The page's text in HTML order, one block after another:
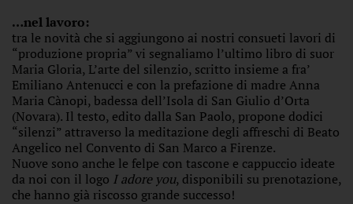
…nel lavoro:
tra le novità che si aggiungono ai nostri consueti lavori di
“produzione propria” vi segnaliamo l’ultimo libro di suor
Maria Gloria, L’arte del silenzio, scritto insieme a fra’
Emiliano Antenucci e con la prefazione di madre Anna
Maria Cànopi, badessa dell’Isola di San Giulio d’Orta
(Novara). Il testo, edito dalla San Paolo, propone dodici
“silenzi” attraverso la meditazione degli affreschi di Beato
Angelico nel Convento di San Marco a Firenze.
Nuove sono anche le felpe con tascone e cappuccio ideate
da noi con il logo I adore you, disponibili su prenotazione,
che hanno già riscosso grande successo!